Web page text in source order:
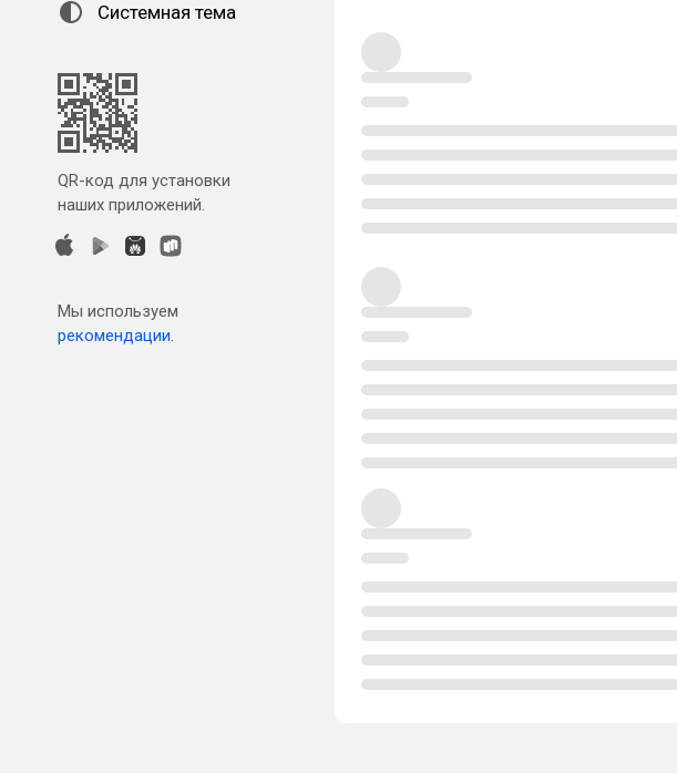
Системная тема
QR-код для установки
наших приложений.
Мы используем
рекомендации.